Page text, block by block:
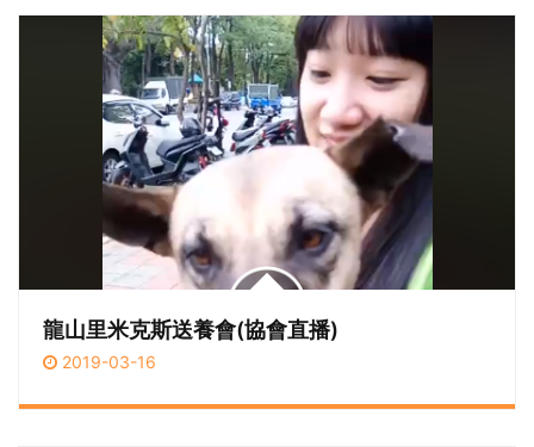
龍山里米克斯送養會(協會直播)
2019-03-16